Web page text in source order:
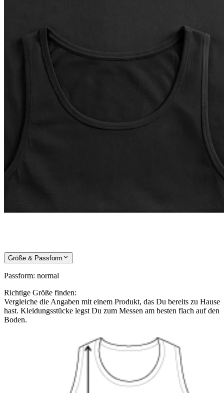
Größe & Passform
Passform: normal
Richtige Größe finden:
Vergleiche die Angaben mit einem Produkt, das Du bereits zu Hause
hast. Kleidungsstücke legst Du zum Messen am besten flach auf den
Boden.